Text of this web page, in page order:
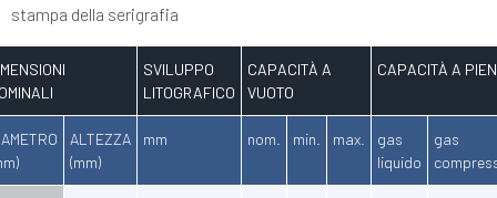
stampa della serigrafia
SVILUPPO
LITOGRAFICO
CAPACITÀ A
VUOTO
CAPACITÀ A
ALTEZZA
(mm)
mm nom. min. max.
gas
liquido
gas